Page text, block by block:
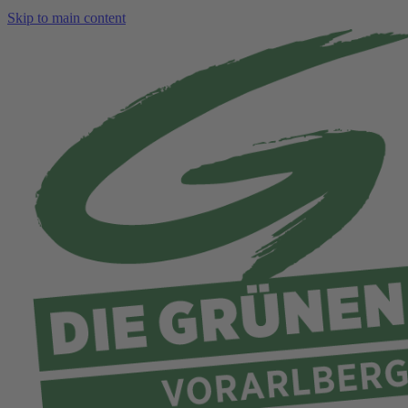
Skip to main content